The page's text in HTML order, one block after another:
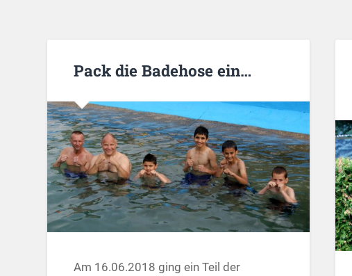
Pack die Badehose ein…
Am 16.06.2018 ging ein Teil der